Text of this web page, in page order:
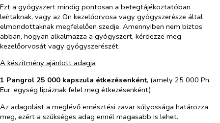
Ezt a gyógyszert mindig pontosan a betegtájékoztatóban
leírtaknak, vagy az Ön kezelőorvosa vagy gyógyszerésze által
elmondottaknak megfelelően szedje. Amennyiben nem biztos
abban, hogyan alkalmazza a gyógyszert, kérdezze meg
kezelőorvosát vagy gyógyszerészét.
A készítmény ajánlott adagja
1 Pangrol 25 000 kapszula étkezésenként, (amely 25 000 Ph.
Eur. egység lipáznak felel meg étkezésenként).
Az adagolást a meglévő emésztési zavar súlyossága határozza
meg, ezért a szükséges adag ennél magasabb is lehet.